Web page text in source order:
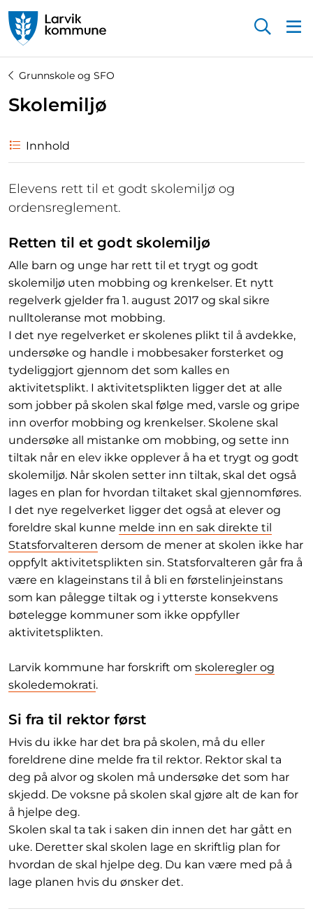
Grunnskole og SFO
Skolemiljø
Innhold
Elevens rett til et godt skolemiljø og
ordensreglement.
Retten til et godt skolemiljø
Alle barn og unge har rett til et trygt og godt
skolemiljø uten mobbing og krenkelser. Et nytt
regelverk gjelder fra 1. august 2017 og skal sikre
nulltoleranse mot mobbing.
I det nye regelverket er skolenes plikt til å avdekke,
undersøke og handle i mobbesaker forsterket og
tydeliggjort gjennom det som kalles en
aktivitetsplikt. I aktivitetsplikten ligger det at alle
som jobber på skolen skal følge med, varsle og gripe
inn overfor mobbing og krenkelser. Skolene skal
undersøke all mistanke om mobbing, og sette inn
tiltak når en elev ikke opplever å ha et trygt og godt
skolemiljø. Når skolen setter inn tiltak, skal det også
lages en plan for hvordan tiltaket skal gjennomføres.
I det nye regelverket ligger det også at elever og
foreldre skal kunne melde inn en sak direkte til
Statsforvalteren dersom de mener at skolen ikke har
oppfylt aktivitetsplikten sin. Statsforvalteren går fra å
være en klageinstans til å bli en førstelinjeinstans
som kan pålegge tiltak og i ytterste konsekvens
bøtelegge kommuner som ikke oppfyller
aktivitetsplikten.
Larvik kommune har forskrift om skoleregler og
skoledemokrati.
Si fra til rektor først
Hvis du ikke har det bra på skolen, må du eller
foreldrene dine melde fra til rektor. Rektor skal ta
deg på alvor og skolen må undersøke det som har
skjedd. De voksne på skolen skal gjøre alt de kan for
å hjelpe deg.
Skolen skal ta tak i saken din innen det har gått en
uke. Deretter skal skolen lage en skriftlig plan for
hvordan de skal hjelpe deg. Du kan være med på å
lage planen hvis du ønsker det.